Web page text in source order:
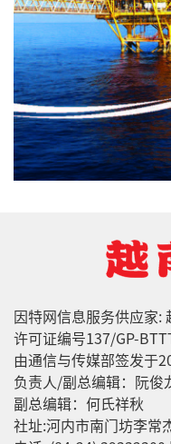
因特网信息服务供应家:
许可证编号137/GP-
由通信与传媒部签发于
负责人/副总编辑：阮俊
副总编辑：何氏祥秋
社址:河内市南门坊李常